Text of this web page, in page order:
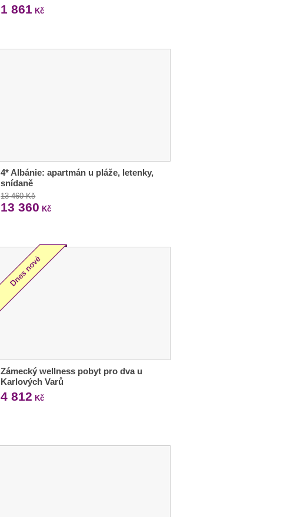
1 861 Kč
4* Albánie: apartmán u pláže, letenky,
snídaně
13 460 Kč
13 360 Kč
Zámecký wellness pobyt pro dva u
Karlových Varů
4 812 Kč